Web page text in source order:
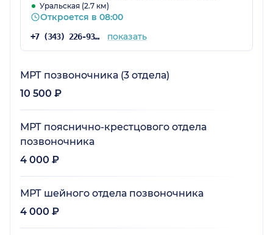
Уральская (2.7 км)
Откроется в 08:00
+7 (343) 226-93-81 показать
МРТ позвоночника (3 отдела)
10 500 ₽
МРТ пояснично-крестцового отдела
позвоночника
4 000 ₽
МРТ шейного отдела позвоночника
4 000 ₽